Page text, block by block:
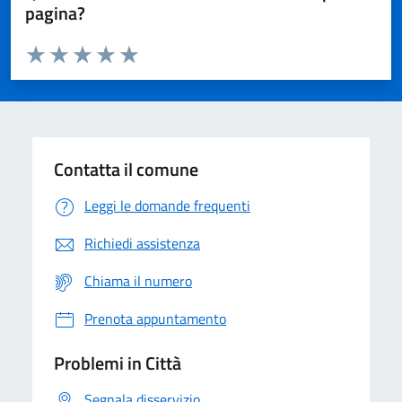
pagina?
Domanda
Valuta da 1 a 5 stelle la pagina
Valuta 5 stelle su 5
Valuta 4 stelle su 5
Valuta 3 stelle su 5
Valuta 2 stelle su 5
Valuta 1 stelle su 5
Contatta il comune
Leggi le domande frequenti
Richiedi assistenza
Chiama il numero
Prenota appuntamento
Problemi in Città